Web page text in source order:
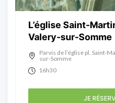
L’église Saint-
Valery-sur-Somme
Parvis de l’église pl. Saint-
sur-Somme
16h30
JE